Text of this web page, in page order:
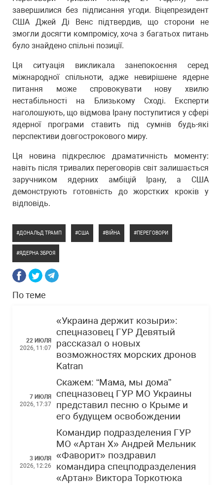
завершилися без підписання угоди. Віцепрезидент
США Джей Ді Венс підтвердив, що сторони не
змогли досягти компромісу, хоча з багатьох питань
було знайдено спільні позиції.
Ця ситуація викликала занепокоєння серед
міжнародної спільноти, адже невирішене ядерне
питання може спровокувати нову хвилю
нестабільності на Близькому Сході. Експерти
наголошують, що відмова Ірану поступитися у сфері
ядерної програми ставить під сумнів будь-які
перспективи довгострокового миру.
Ця новина підкреслює драматичність моменту:
навіть після тривалих переговорів світ залишається
заручником ядерних амбіцій Ірану, а США
демонструють готовність до жорстких кроків у
відповідь.
ДОНАЛЬД ТРАМП США ВІЙНА ПЕРЕГОВОРИ
ЯДЕРНА ЗБРОЯ
По теме
22 ИЮЛЯ
2026, 11:07
«Украина держит козыри»:
спецназовец ГУР Девятый
рассказал о новых
возможностях морских дронов
Katran
7 ИЮЛЯ
2026, 17:37
Скажем: “Мама, мы дома”
спецназовец ГУР МО Украины
представил песню о Крыме и
его будущем освобождении
3 ИЮЛЯ
2026, 12:26
Командир подразделения ГУР
МО «Артан Х» Андрей Мельник
«Фаворит» поздравил
командира спецподразделения
«Артан» Виктора Торкотюка